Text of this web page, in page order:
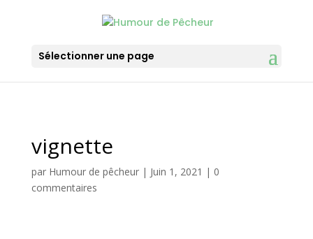
Sélectionner une page
vignette
par Humour de pêcheur| Juin 1, 2021 | 0
commentaires